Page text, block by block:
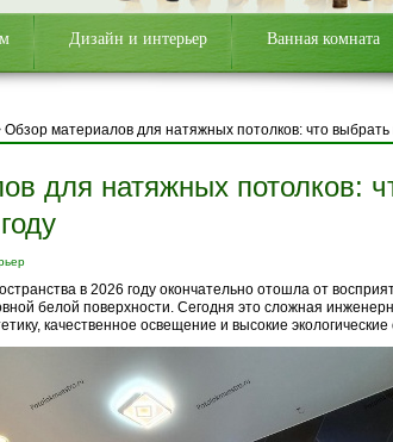
Дизайн и интерьер Ванная комната
Обзор материалов для натяжных потолков: что выбрать
для натяжных потолков:
в 2026 году окончательно отошла от
белой поверхности. Сегодня это сложная
качественное освещение и высокие